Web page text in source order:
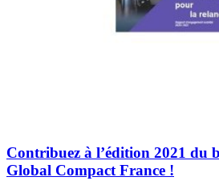
Contribuez à l’édition 2021 du
Global Compact France !